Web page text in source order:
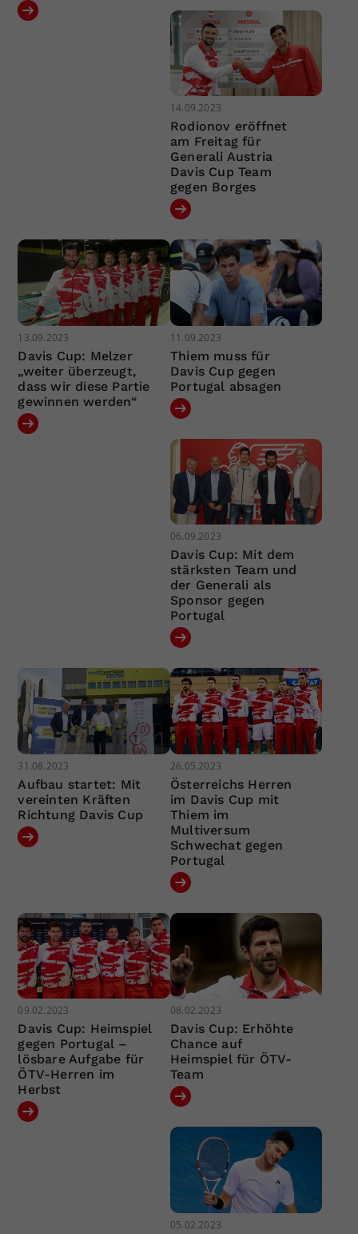
14.09.2023
Rodionov eröffnet
am Freitag für
Generali Austria
Davis Cup Team
gegen Borges
13.09.2023
Davis Cup: Melzer
„weiter überzeugt,
dass wir diese Partie
gewinnen werden“
11.09.2023
Thiem muss für
Davis Cup gegen
Portugal absagen
06.09.2023
Davis Cup: Mit dem
stärksten Team und
der Generali als
Sponsor gegen
Portugal
31.08.2023
Aufbau startet: Mit
vereinten Kräften
Richtung Davis Cup
26.05.2023
Österreichs Herren
im Davis Cup mit
Thiem im
Multiversum
Schwechat gegen
Portugal
09.02.2023
Davis Cup: Heimspiel
gegen Portugal –
lösbare Aufgabe für
ÖTV-Herren im
Herbst
08.02.2023
Davis Cup: Erhöhte
Chance auf
Heimspiel für ÖTV-
Team
05.02.2023